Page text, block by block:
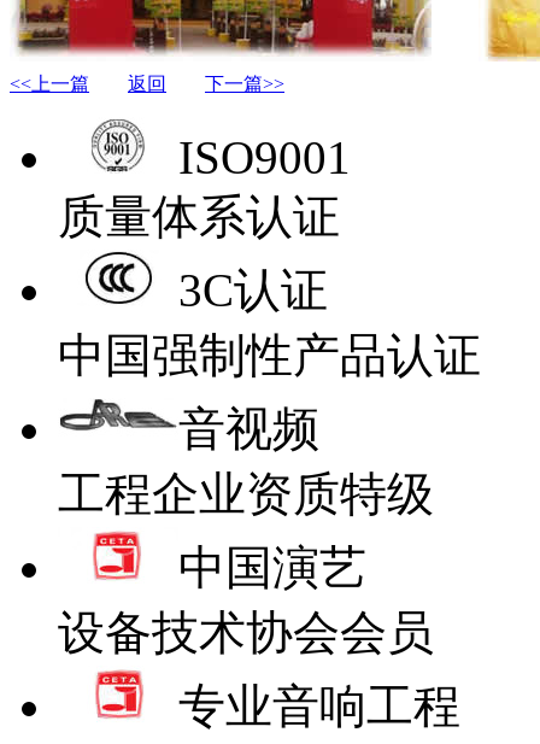
<<上一篇 返回 下一篇>>
ISO9001
质量体系认证
3C认证
中国强制性产品认证
音视频
工程企业资质特级
中国演艺
设备技术协会会员
专业音响工程